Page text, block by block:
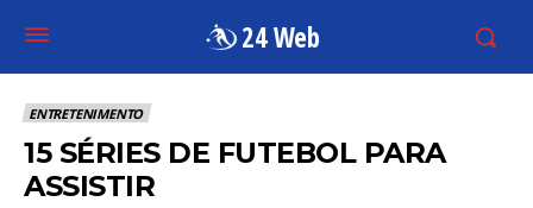
24 Web
ENTRETENIMENTO
15 SÉRIES DE FUTEBOL PARA
ASSISTIR